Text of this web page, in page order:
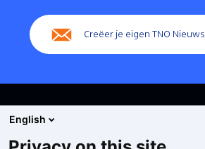
Creëer je eigen TNO Nieuws
English